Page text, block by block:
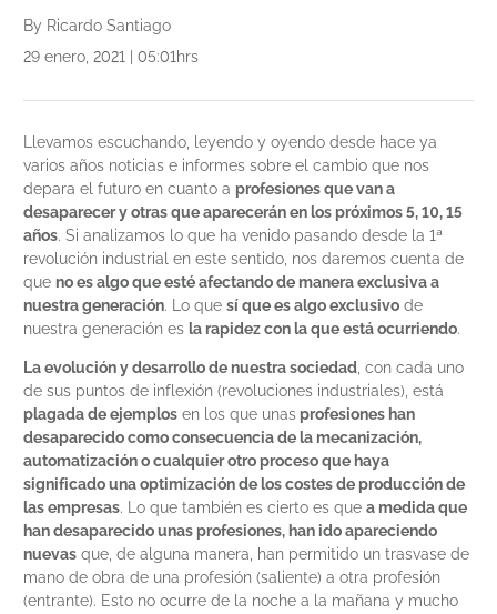
By Ricardo Santiago
29 enero, 2021 | 05:01hrs
Llevamos escuchando, leyendo y oyendo desde hace ya
varios años noticias e informes sobre el cambio que nos
depara el futuro en cuanto a profesiones que van a
desaparecer y otras que aparecerán en los próximos 5, 10, 15
años. Si analizamos lo que ha venido pasando desde la 1ª
revolución industrial en este sentido, nos daremos cuenta de
que no es algo que esté afectando de manera exclusiva a
nuestra generación. Lo que sí que es algo exclusivo de
nuestra generación es la rapidez con la que está ocurriendo.
La evolución y desarrollo de nuestra sociedad, con cada uno
de sus puntos de inflexión (revoluciones industriales), está
plagada de ejemplos en los que unas profesiones han
desaparecido como consecuencia de la mecanización,
automatización o cualquier otro proceso que haya
significado una optimización de los costes de producción de
las empresas. Lo que también es cierto es que a medida que
han desaparecido unas profesiones, han ido apareciendo
nuevas que, de alguna manera, han permitido un trasvase de
mano de obra de una profesión (saliente) a otra profesión
(entrante). Esto no ocurre de la noche a la mañana y mucho